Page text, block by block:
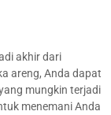
akhir dari
areng, Anda dapat
mungkin terjadi
menemani Anda